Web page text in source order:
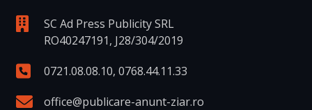
SC Ad Press Publicity SRL
RO40247191, J28/304/2019
0721.08.08.10, 0768.44.11.33
office@publicare-anunt-ziar.ro